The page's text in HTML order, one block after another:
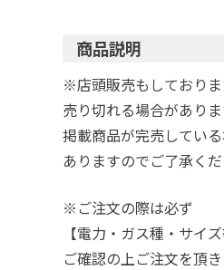
商品説明
※店頭販売もしており
売り切れる場合がありま
掲載商品が完売してい
ありますのでご了承くだ
※ご注文の際は必ず
【電力・ガス種・サイ
ご確認の上ご注文を頂